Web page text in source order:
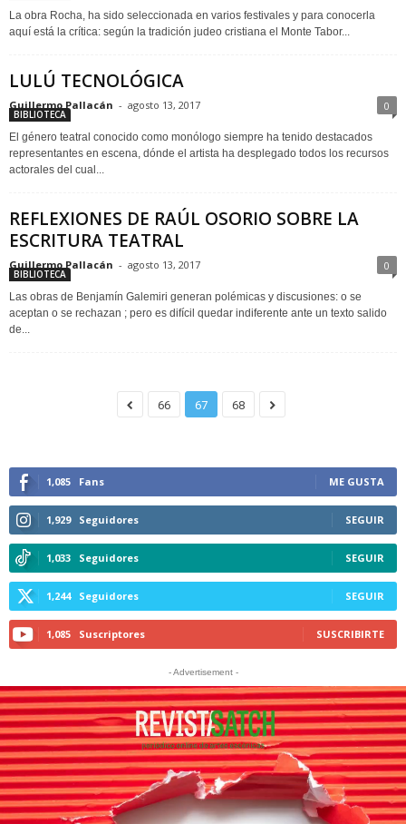
La obra Rocha, ha sido seleccionada en varios festivales y para conocerla
aquí está la crítica: según la tradición judeo cristiana el Monte Tabor...
LULÚ TECNOLÓGICA
Guillermo Pallacán - agosto 13, 2017 0
BIBLIOTECA
El género teatral conocido como monólogo siempre ha tenido destacados
representantes en escena, dónde el artista ha desplegado todos los recursos
actorales del cual...
REFLEXIONES DE RAÚL OSORIO SOBRE LA
ESCRITURA TEATRAL
Guillermo Pallacán - agosto 13, 2017 0
BIBLIOTECA
Las obras de Benjamín Galemiri generan polémicas y discusiones: o se
aceptan o se rechazan ; pero es difícil quedar indiferente ante un texto salido
de...
66 67 68
1,085 Fans ME GUSTA
1,929 Seguidores SEGUIR
1,033 Seguidores SEGUIR
1,244 Seguidores SEGUIR
1,085 Suscriptores SUSCRIBIRTE
- Advertisement -